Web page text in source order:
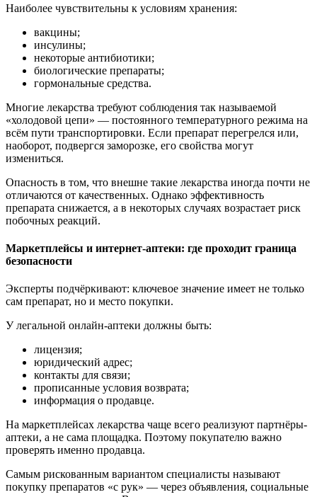
Наиболее чувствительны к условиям хранения:
вакцины;
инсулины;
некоторые антибиотики;
биологические препараты;
гормональные средства.
Многие лекарства требуют соблюдения так называемой
«холодовой цепи» — постоянного температурного режима на
всём пути транспортировки. Если препарат перегрелся или,
наоборот, подвергся заморозке, его свойства могут
измениться.
Опасность в том, что внешне такие лекарства иногда почти не
отличаются от качественных. Однако эффективность
препарата снижается, а в некоторых случаях возрастает риск
побочных реакций.
Маркетплейсы и интернет-аптеки: где проходит граница
безопасности
Эксперты подчёркивают: ключевое значение имеет не только
сам препарат, но и место покупки.
У легальной онлайн-аптеки должны быть:
лицензия;
юридический адрес;
контакты для связи;
прописанные условия возврата;
информация о продавце.
На маркетплейсах лекарства чаще всего реализуют партнёры-
аптеки, а не сама площадка. Поэтому покупателю важно
проверять именно продавца.
Самым рискованным вариантом специалисты называют
покупку препаратов «с рук» — через объявления, социальные